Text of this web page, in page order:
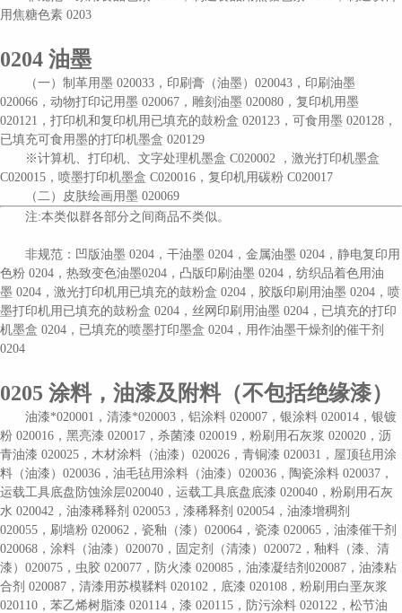
用焦糖色素 0203
0204 油墨
（一）制革用墨 020033，印刷膏（油墨）020043，印刷油墨
020066，动物打印记用墨 020067，雕刻油墨 020080，复印机用墨
020121，打印机和复印机用已填充的鼓粉盒 020123，可食用墨 020128，
已填充可食用墨的打印机墨盒 020129
※计算机、打印机、文字处理机墨盒 C020002 ，激光打印机墨盒
C020015，喷墨打印机墨盒 C020016，复印机用碳粉 C020017
（二）皮肤绘画用墨 020069
注:本类似群各部分之间商品不类似。
非规范： 凹版油墨 0204，干油墨 0204，金属油墨 0204，静电复印用
色粉 0204，热致变色油墨0204，凸版印刷油墨 0204 ，纺织品着色用油
墨 0204，激光打印机用已填充的鼓粉盒 0204，胶版印刷用油墨 0204，喷
墨打印机用已填充的鼓粉盒 0204，丝网印刷用油墨 0204，已填充的打印
机墨盒 0204，已填充的喷墨打印墨盒 0204，用作油墨干燥剂的催干剂
0204
0205 涂料，油漆及附料（不包括绝缘漆）
油漆*020001，清漆*020003，铝涂料 020007，银涂料 020014，银镀
粉 020016，黑亮漆 020017，杀菌漆 020019，粉刷用石灰浆 020020，沥
青油漆 020025，木材涂料（油漆）020026，青铜漆 020031，屋顶毡用涂
料（油漆）020036，油毛毡用涂料（油漆）020036，陶瓷涂料 020037，
运载工具底盘防蚀涂层020040，运载工具底盘底漆 020040，粉刷用石灰
水 020042，油漆稀释剂 020053，漆稀释剂 020054，油漆增稠剂
020055，刷墙粉 020062，瓷釉（漆）020064，瓷漆 020065，油漆催干剂
020068，涂料（油漆）020070，固定剂（清漆）020072，釉料（漆、清
漆）020075，虫胶 020077，防火漆 020085，油漆凝结剂020087，油漆粘
合剂 020087，清漆用苏模鞣料 020102，底漆 020108，粉刷用白垩灰浆
020110，苯乙烯树脂漆 020114，漆 020115，防污涂料 020122，松节油